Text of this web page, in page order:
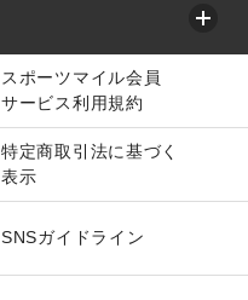
スポーツマイル会員
サービス利用規約
特定商取引法に基づく
表示
SNSガイドライン